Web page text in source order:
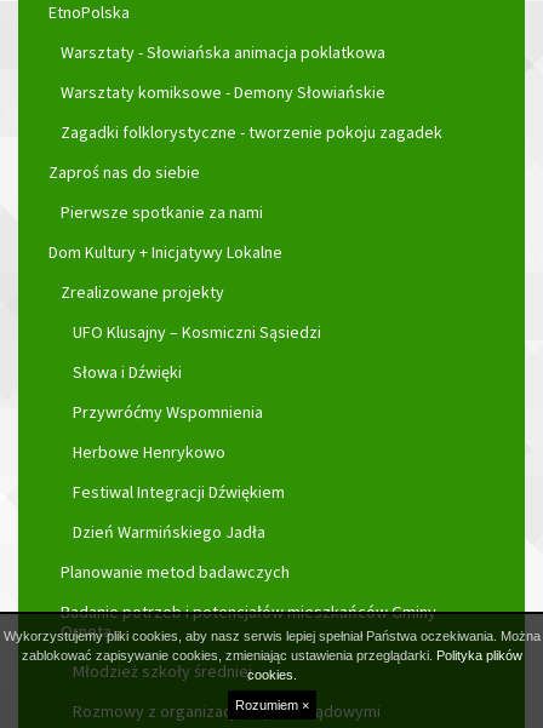
EtnoPolska
Warsztaty - Słowiańska animacja poklatkowa
Warsztaty komiksowe - Demony Słowiańskie
Zagadki folklorystyczne - tworzenie pokoju zagadek
Zaproś nas do siebie
Pierwsze spotkanie za nami
Dom Kultury + Inicjatywy Lokalne
Zrealizowane projekty
UFO Klusajny – Kosmiczni Sąsiedzi
Słowa i Dźwięki
Przywróćmy Wspomnienia
Herbowe Henrykowo
Festiwal Integracji Dźwiękiem
Dzień Warmińskiego Jadła
Planowanie metod badawczych
Badanie potrzeb i potencjałów mieszkańców Gminy
Orneta
Młodzież szkoły średniej
Rozmowy z organizacjami pozarządowymi
Wykorzystujemy pliki cookies, aby nasz serwis lepiej spełniał Państwa oczekiwania. Można
zablokować zapisywanie cookies, zmieniając ustawienia przeglądarki. Polityka plików
cookies.
Rozumiem ×